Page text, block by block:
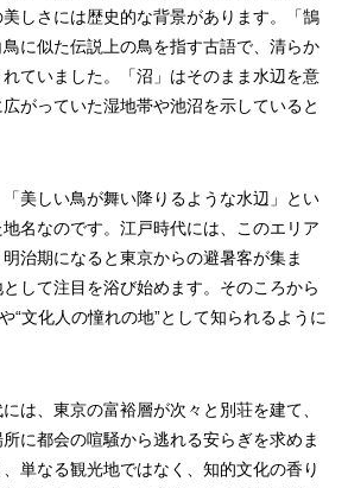
しさには歴史的な背景があります。「鵠
鳥に似た伝説上の鳥を指す古語で、清らか
ていました。「沼」はそのまま水辺を意
がっていた湿地帯や池沼を示していると
美しい鳥が舞い降りるような水辺」とい
名なのです。江戸時代には、このエリア
治期になると東京からの避暑客が集ま
して注目を浴び始めます。そのころから
“文化人の憧れの地”として知られるように
は、東京の富裕層が次々と別荘を建て、
に都会の喧騒から逃れる安らぎを求めま
単なる観光地ではなく、知的文化の香り